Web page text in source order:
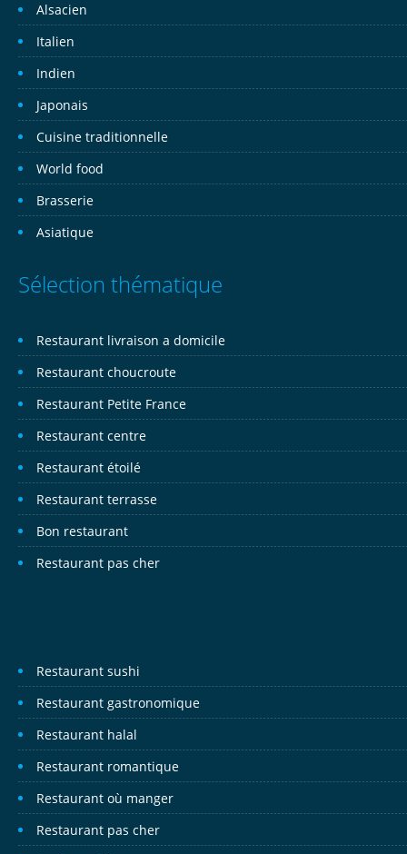
Alsacien
Italien
Indien
Japonais
Cuisine traditionnelle
World food
Brasserie
Asiatique
Sélection thématique
Restaurant livraison a domicile
Restaurant choucroute
Restaurant Petite France
Restaurant centre
Restaurant étoilé
Restaurant terrasse
Bon restaurant
Restaurant pas cher
Restaurant sushi
Restaurant gastronomique
Restaurant halal
Restaurant romantique
Restaurant où manger
Restaurant pas cher